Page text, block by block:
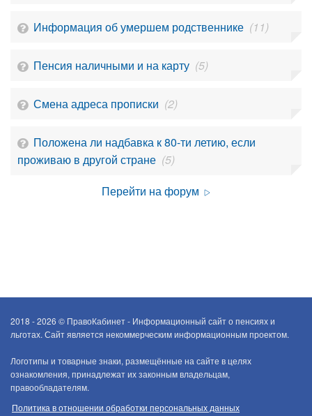
Информация об умершем родственнике (11)
Пенсия наличными и на карту (5)
Смена адреса прописки (2)
Положена ли надбавка к 80-ти летию, если
проживаю в другой стране (5)
Перейти на форум
2018 - 2026 © ПравоКабинет - Информационный сайт о пенсиях и
льготах. Сайт является некоммерческим информационным проектом.
Логотипы и товарные знаки, размещённые на сайте в целях
ознакомления, принадлежат их законным владельцам,
правообладателям.
Политика в отношении обработки персональных данных